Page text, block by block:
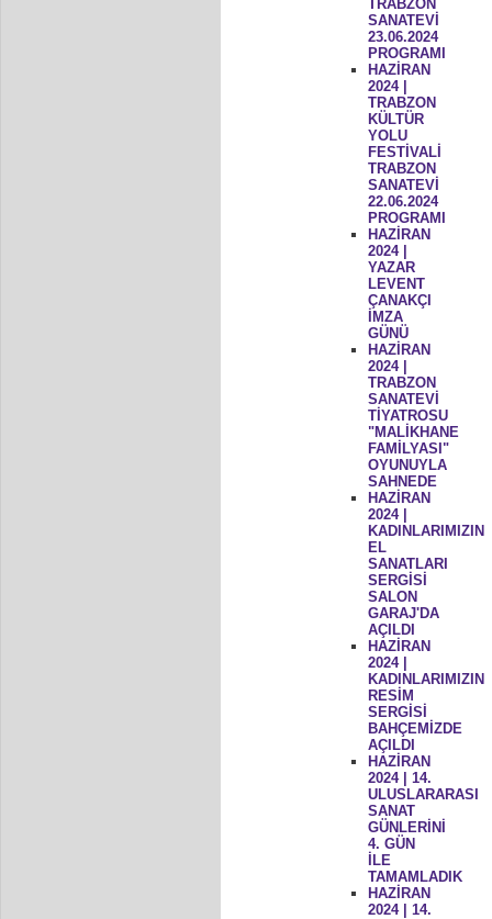
TRABZON
SANATEVİ
23.06.2024
PROGRAMI
HAZİRAN
2024 |
TRABZON
KÜLTÜR
YOLU
FESTİVALİ
TRABZON
SANATEVİ
22.06.2024
PROGRAMI
HAZİRAN
2024 |
YAZAR
LEVENT
ÇANAKÇI
İMZA
GÜNÜ
HAZİRAN
2024 |
TRABZON
SANATEVİ
TİYATROSU
"MALİKHANE
FAMİLYASI"
OYUNUYLA
SAHNEDE
HAZİRAN
2024 |
KADINLARIMIZIN
EL
SANATLARI
SERGİSİ
SALON
GARAJ'DA
AÇILDI
HAZİRAN
2024 |
KADINLARIMIZIN
RESİM
SERGİSİ
BAHÇEMİZDE
AÇILDI
HAZİRAN
2024 | 14.
ULUSLARARASI
SANAT
GÜNLERİNİ
4. GÜN
İLE
TAMAMLADIK
HAZİRAN
2024 | 14.